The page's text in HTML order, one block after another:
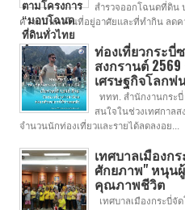
สำรวจออกโฉนดที่ดิน
ความมั่นคงในที่อยู่อาศัยและที่ทำกิน ลดคว
ท่องเที่ยวกระบี่
สงกรานต์
เศรษฐกิจโลกพ่
ททท. สำนักงานกระบี่
สนใจในช่วงเทศกาลส
จำนวนนักท่องเที่ยวและรายได้ลดลงอย...
เทศบาลเมืองก
ศักยภาพ" หนุน
คุณภาพชีวิต
เทศบาลเมืองกระบี่จั